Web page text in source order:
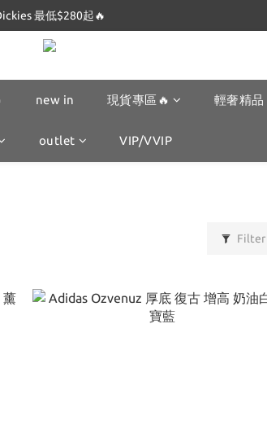
最低$280起🔥
最低$280起🔥
Mucent 全網最低🔥
最低$280起🔥
new in 現貨專區🔥 輕奢精品
outlet VIP/VVIP
Filter